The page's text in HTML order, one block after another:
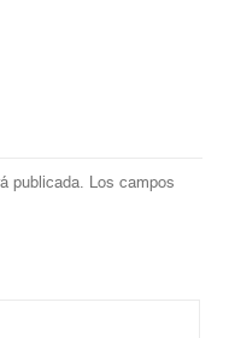
publicada. Los campos